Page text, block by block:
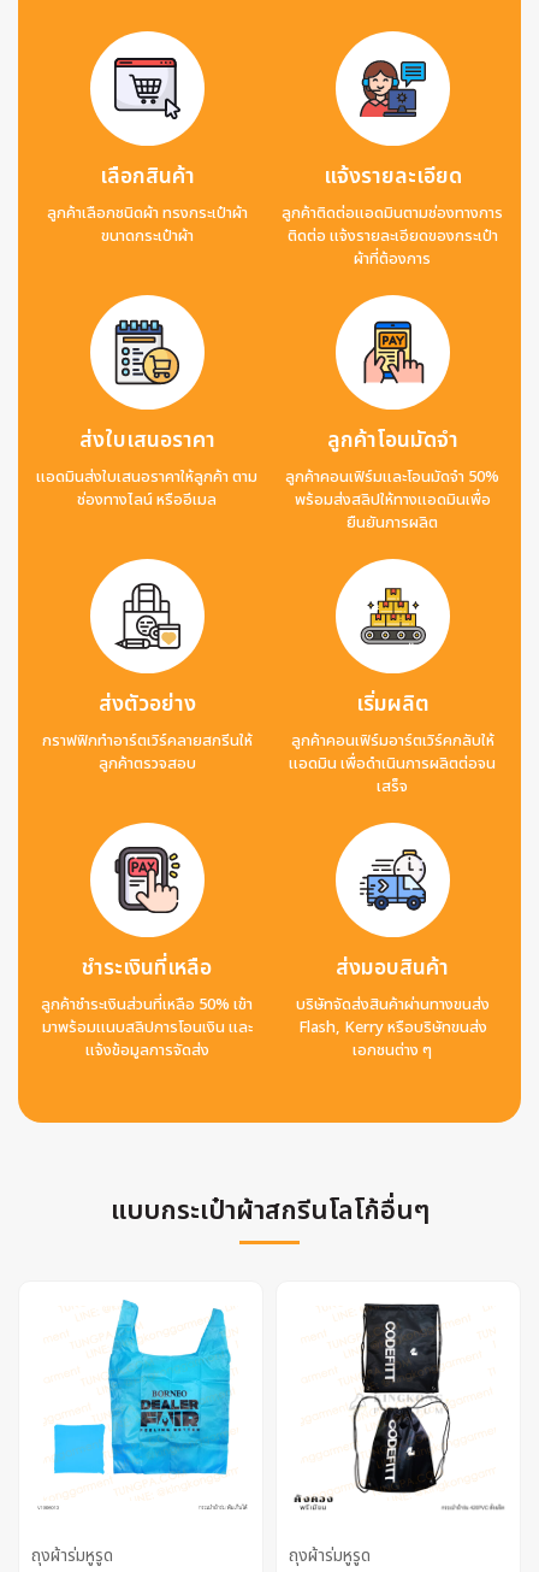
เลือกสินค้า
ลูกค้าเลือกชนิดผ้า ทรงกระเป๋าผ้า
ขนาดกระเป๋าผ้า
แจ้งรายละเอียด
ลูกค้าติดต่อแอดมินตามช่องทางการ
ติดต่อ แจ้งรายละเอียดของกระเป๋า
ผ้าที่ต้องการ
ส่งใบเสนอราคา
แอดมินส่งใบเสนอราคาให้ลูกค้า ตาม
ช่องทางไลน์ หรืออีเมล
ลูกค้าโอนมัดจำ
ลูกค้าคอนเฟิร์มและโอนมัดจำ 50%
พร้อมส่งสลิปให้ทางแอดมินเพื่อ
ยืนยันการผลิต
ส่งตัวอย่าง
กราฟฟิกทำอาร์ตเวิร์คลายสกรีนให้
ลูกค้าตรวจสอบ
เริ่มผลิต
ลูกค้าคอนเฟิร์มอาร์ตเวิร์คกลับให้
แอดมิน เพื่อดำเนินการผลิตต่อจน
เสร็จ
ชำระเงินที่เหลือ
ลูกค้าชำระเงินส่วนที่เหลือ 50% เข้า
มาพร้อมแนบสลิปการโอนเงิน และ
แจ้งข้อมูลการจัดส่ง
ส่งมอบสินค้า
บริษัทจัดส่งสินค้าผ่านทางขนส่ง
Flash, Kerry หรือบริษัทขนส่ง
เอกชนต่าง ๆ
แบบกระเป๋าผ้าสกรีนโลโก้อื่นๆ
ถุงผ้าร่มหูรูด ถุงผ้าร่มหูรูด